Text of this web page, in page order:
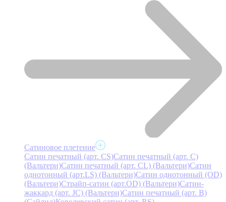
Сатиновое плетение
Сатин печатный (арт. СS)Сатин печатный (арт. С)
(Вальтери)Сатин печатный (арт. СL) (Вальтери)Сатин
однотонный (арт.LS) (Вальтери)Сатин однотонный (OD)
(Вальтери)Страйп-сатин (арт.OD) (Вальтери)Сатин-
жаккард (арт. JC) (Вальтери)Сатин печатный (арт. В)